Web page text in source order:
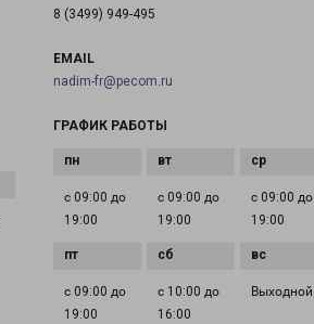
8 (3499) 949-495
EMAIL
nadim-fr@pecom.ru
ГРАФИК РАБОТЫ
с 09:00 до
19:00
с 09:00 до
19:00
с 09:00 до
19:00
с 09:00 до
19:00
с 10:00 до
16:00
Выходной